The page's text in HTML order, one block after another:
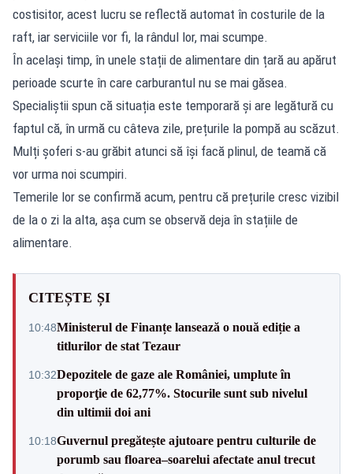
costisitor, acest lucru se reflectă automat în costurile de la
raft, iar serviciile vor fi, la rândul lor, mai scumpe.
În același timp, în unele stații de alimentare din țară au apărut
perioade scurte în care carburantul nu se mai găsea.
Specialiștii spun că situația este temporară și are legătură cu
faptul că, în urmă cu câteva zile, prețurile la pompă au scăzut.
Mulți șoferi s-au grăbit atunci să își facă plinul, de teamă că
vor urma noi scumpiri.
Temerile lor se confirmă acum, pentru că prețurile cresc vizibil
de la o zi la alta, așa cum se observă deja în stațiile de
alimentare.
CITEȘTE ȘI
10:48Ministerul de Finanțe lansează o nouă ediție a
titlurilor de stat Tezaur
10:32Depozitele de gaze ale României, umplute în
proporţie de 62,77%. Stocurile sunt sub nivelul
din ultimii doi ani
10:18Guvernul pregătește ajutoare pentru culturile de
porumb sau floarea–soarelui afectate anul trecut